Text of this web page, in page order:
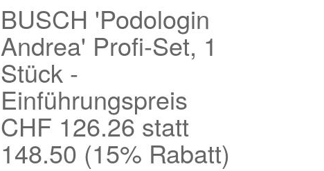
BUSCH 'Podologin
Andrea' Profi-Set, 1
Stück -
Einführungspreis
CHF 126.26 statt
148.50 (15% Rabatt)